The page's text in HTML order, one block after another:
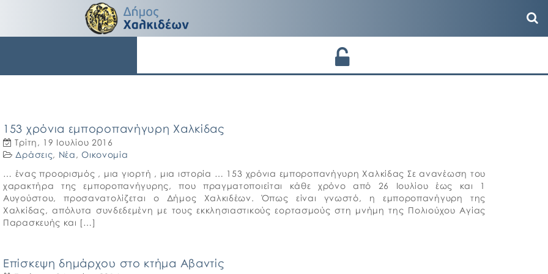
153 χρόνια εμποροπανήγυρη Χαλκίδας
Τρίτη, 19 Ιουλίου 2016
Δράσεις, Νέα ,Οικονομία
… ένας προορισμός , μια γιορτή , μια ιστορία … 153 χρόνια εμποροπανήγυρη Χαλκίδας Σε ανανέωση του
χαρακτήρα της εμποροπανήγυρης, που πραγματοποιείται κάθε χρόνο από 26 Ιουλίου έως και 1
Αυγούστου, προσανατολίζεται ο Δήμος Χαλκιδέων. Όπως είναι γνωστό, η εμποροπανήγυρη της
Χαλκίδας, απόλυτα συνδεδεμένη με τους εκκλησιαστικούς εορτασμούς στη μνήμη της Πολιούχου Αγίας
Παρασκευής και […]
Επίσκεψη δημάρχου στο κτήμα Αβαντίς